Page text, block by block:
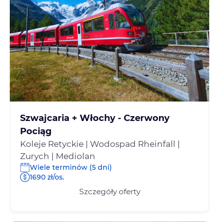
Szwajcaria + Włochy - Czerwony
Pociąg
Koleje Retyckie | Wodospad Rheinfall |
Zurych | Mediolan
Wiele terminów (5 dni)
1690 zł/os.
Szczegóły oferty